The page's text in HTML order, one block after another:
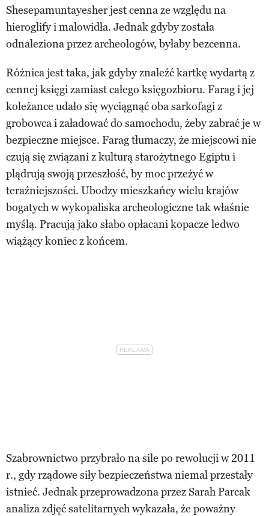
Shesepamuntayesher jest cenna ze względu na
hieroglify i malowidła. Jednak gdyby została
odnaleziona przez archeologów, byłaby bezcenna.
Różnica jest taka, jak gdyby znaleźć kartkę wydartą z
cennej księgi zamiast całego księgozbioru. Farag i jej
koleżance udało się wyciągnąć oba sarkofagi z
grobowca i załadować do samochodu, żeby zabrać je w
bezpieczne miejsce. Farag tłumaczy, że miejscowi nie
czują się związani z kulturą starożytnego Egiptu i
plądrują swoją przeszłość, by moc przeżyć w
teraźniejszości. Ubodzy mieszkańcy wielu krajów
bogatych w wykopaliska archeologiczne tak właśnie
myślą. Pracują jako słabo opłacani kopacze ledwo
wiążący koniec z końcem.
Szabrownictwo przybrało na sile po rewolucji w 2011
r., gdy rządowe siły bezpieczeństwa niemal przestały
istnieć. Jednak przeprowadzona przez Sarah Parcak
analiza zdjęć satelitarnych wykazała, że poważny